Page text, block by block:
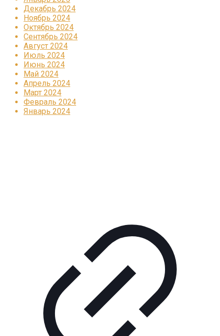
Декабрь 2024
Ноябрь 2024
Октябрь 2024
Сентябрь 2024
Август 2024
Июль 2024
Июнь 2024
Май 2024
Апрель 2024
Март 2024
Февраль 2024
Январь 2024